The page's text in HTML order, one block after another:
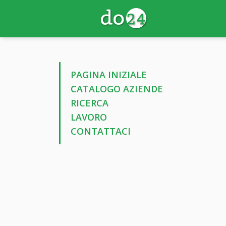
PAGINA INIZIALE
CATALOGO AZIENDE
RICERCA
LAVORO
CONTATTACI